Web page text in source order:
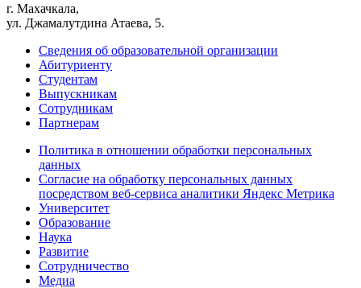
г. Махачкала,
ул. Джамалутдина Атаева, 5.
Сведения об образовательной организации
Абитуриенту
Студентам
Выпускникам
Сотрудникам
Партнерам
Политика в отношении обработки персональных
данных
Согласие на обработку персональных данных
посредством веб-сервиса аналитики Яндекс Метрика
Университет
Образование
Наука
Развитие
Сотрудничество
Медиа